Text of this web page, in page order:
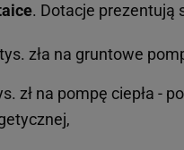
. Dotacje prezentują
zła na gruntowe
zł na pompę ciepła -